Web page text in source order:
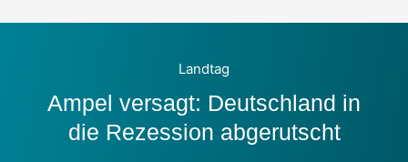
Landtag
Ampel versagt: Deutschland in
die Rezession abgerutscht